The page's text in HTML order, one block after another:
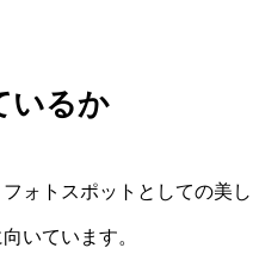
いるか
ォトスポットとしての美し
いています。